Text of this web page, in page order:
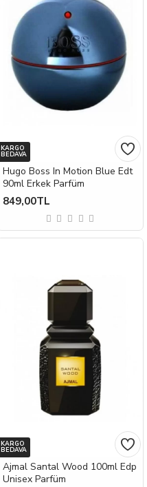
KARGO
BEDAVA
Hugo Boss In Motion Blue Edt
90ml Erkek Parfüm
849,00TL
KARGO
BEDAVA
Ajmal Santal Wood 100ml Edp
Unisex Parfüm